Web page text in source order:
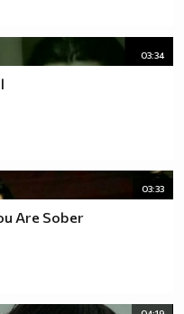
03:34
03:33
Are Sober